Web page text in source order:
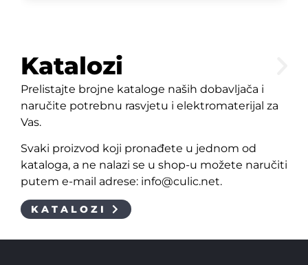
Katalozi
Prelistajte brojne kataloge naših dobavljača i
naručite potrebnu rasvjetu i elektromaterijal za
Vas.
Svaki proizvod koji pronađete u jednom od
kataloga, a ne nalazi se u shop-u možete naručiti
putem e-mail adrese: info@culic.net.
KATALOZI